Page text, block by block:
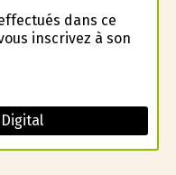
dans ce
inscrivez à son